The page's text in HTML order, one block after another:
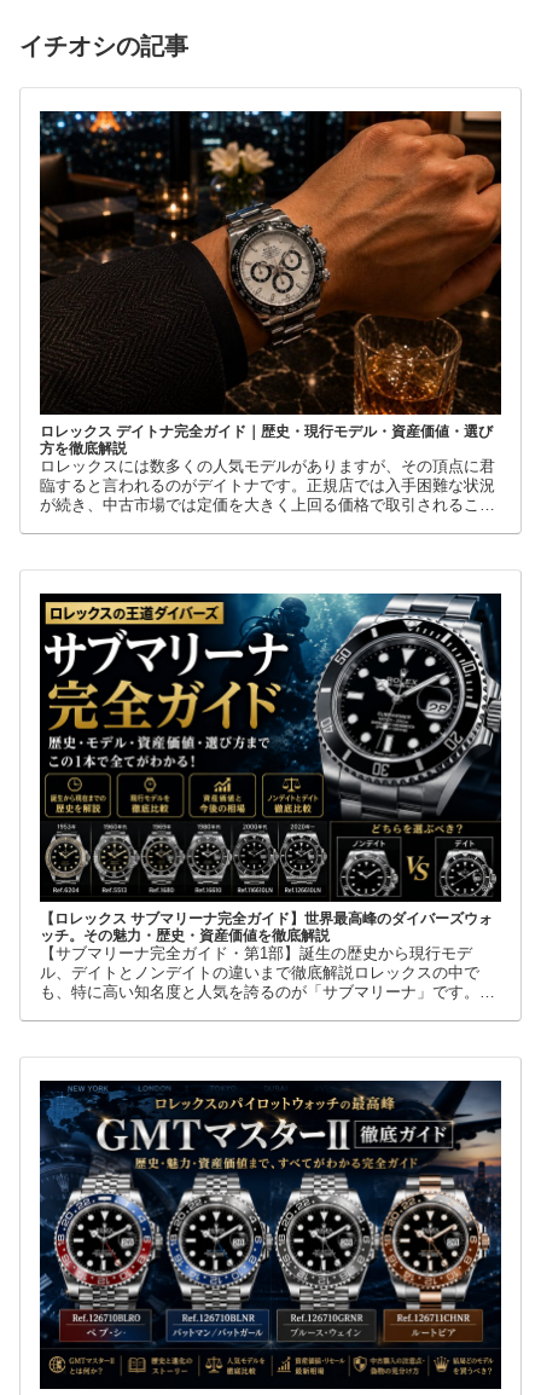
イチオシの記事
ロレックス デイトナ完全ガイド｜歴史・現行モデル・資産価値・選び
方を徹底解説
ロレックスには数多くの人気モデルがありますが、その頂点に君
臨すると言われるのがデイトナです。正規店では入手困難な状況
が続き、中古市場では定価を大きく上回る価格で取引されること
【ロレックス サブマリーナ完全ガイド】世界最高峰のダイバーズウォ
ッチ。その魅力・歴史・資産価値を徹底解説
【サブマリーナ完全ガイド・第1部】誕生の歴史から現行モデ
ル、デイトとノンデイトの違いまで徹底解説ロレックスの中で
も、特に高い知名度と人気を誇るのが「サブマリーナ」です。高